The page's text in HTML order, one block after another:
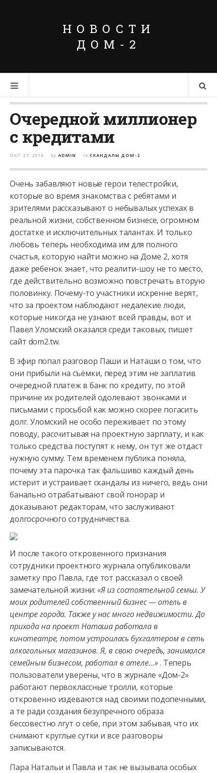
НОВОСТИ
ДОМ-2
Очередной миллионер
с кредитами
ОКТ 27, 2018 by ADMIN in СКАНДАЛЫ ДОМ-2
Очень забавляют новые герои телестройки,
которые во время знакомства с ребятами и
зрителями рассказывают о небывалых успехах в
реальной жизни, собственном бизнесе, огромном
достатке и исключительныхталантах. И только
любовь теперь необходима им для полного
счастья, которую найти можно на Доме 2, хотя
даже ребенок знает, что реалити-шоу не то место,
где действительно возможно повстречать вторую
половинку. Почему-то участники искренне верят,
что за проектом наблюдают недалекие люди,
которые никогда не узнают всей правды, вот и
Павел Уломский оказался среди таковых, пишет
сайт dom2.tw.
В эфир попал разговор Паши и Наташи о том, что
они прибыли на съёмки, перед этим не заплатив
очередной платеж в банк по кредиту, по этой
причине их родителей одолевают звонками и
письмами с просьбой как можно скорее погасить
долг. Уломский не особо переживает по этому
поводу, рассчитывая на проектную зарплату, и как
только средства поступят к нему, он тут же отдаст
нужную сумму. Тем временем публика поняла,
почему эта парочка так фальшиво каждый день
истерит и устраивает скандалы из ничего, ведь они
банально отрабатывают свой гонорар и
доказывают редакторам, что заслуживают
долгосрочного сотрудничества.
И после такого откровенного признания
сотрудники проектного журнала опубликовали
заметку про Павла, где тот рассказал о своей
замечательной жизни:«Я из состоятельной семьи. У
моих родителей собственный бизнес — отель в
центре города. Также у нас много недвижимости. До
прихода на проект Наташа работала в
кинотеатре, потом устроилась бухгалтером в сеть
алкогольных магазинов. Я, в свою очередь, занимался
семейным бизнесом, работал в отеле…». Теперь
пользователи уверены, что в журнале «Дом-2»
работают первоклассные тролли, которые
откровенно издеваются над своими подопечными,
а те ради создания безупречного образа
бессовестно лгут о себе, при этом забывая, что их
снимают круглые сутки и все разговоры
записываются.
Пара Натальи и Павла и так не вызывала особых